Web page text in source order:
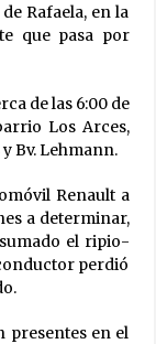
a un
de
un aporte
marco de fuertes
Rafaela, en la
que pasa por
de las 6:00 de
Los Arces,
Bv. Lehmann.
Renault a
a determinar,
el ripio-
perdió
presentes en el